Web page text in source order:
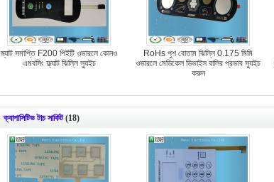
ম্যাট সমাপ্তি F200 পিইটি ওভারলে কোনও
এমবসিং ফ্ল্যাট ঝিল্লি স্যুইচ
RoHs পুশ বোতাম ঝিল্লি 0.175 মিমি
ওভারলে মেডিকেল ডিভাইস বালির প্রভাব স্যুইচ
করুন
ক্যাপাসিটিভ টাচ সার্কিট (18)